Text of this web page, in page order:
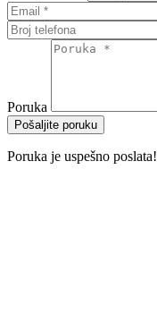
Poruka
Pošaljite poruku
Poruka je uspešno poslata!